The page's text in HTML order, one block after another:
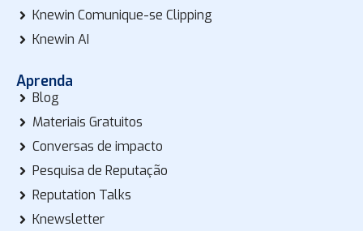
Knewin Comunique-se Clipping
Knewin AI
Aprenda
Blog
Materiais Gratuitos
Conversas de impacto
Pesquisa de Reputação
Reputation Talks
Knewsletter